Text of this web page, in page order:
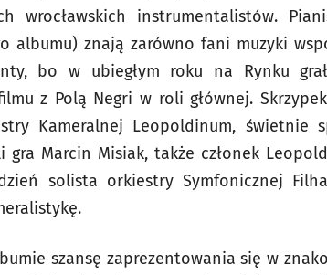
wrocławskich instrumentalistów.
albumu) znają zarówno fani muzyki
bo w ubiegłym roku na Rynku
z Polą Negri w roli głównej.
Kameralnej Leopoldinum, świetnie
Marcin Misiak, także członek
solista orkiestry Symfonicznej
szansę zaprezentowania się w